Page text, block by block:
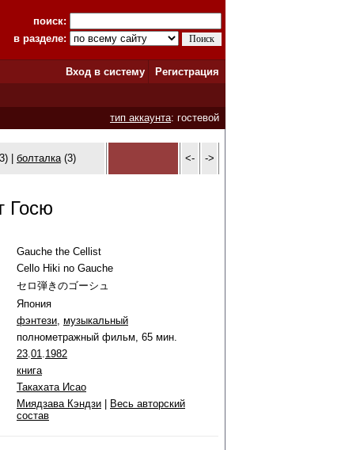
поиск:
в разделе:
Вход в систему
Регистрация
тип аккаунта: гостевой
| болталка(3) <- ->
Госю
Gauche the Cellist
Cello Hiki no Gauche
セロ弾きのゴーシュ
Япония
фэнтези, музыкальный
полнометражный фильм, 65 мин.
23.01.1982
книга
Такахата Исао
Миядзава Кэндзи
Весь авторский
состав